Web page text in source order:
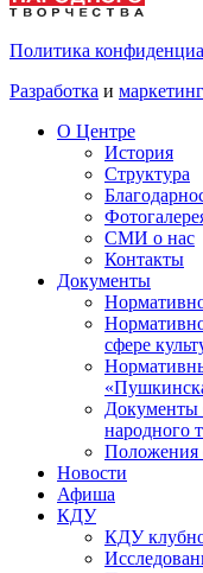
Политика
Разработка и маркетинг
О Центре
История
Структура
СМИ о нас
Контакты
Документы
сфере
Документы
народного
Положения
Новости
Афиша
КДУ
КДУ